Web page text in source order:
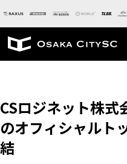
CSロジネット株
のオフィシャルト
結